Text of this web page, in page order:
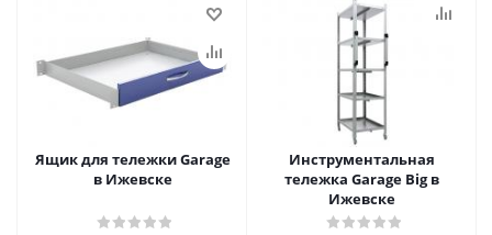
Ящик для тележки Garage
в Ижевске
Инструментальная
тележка Garage Big в
Ижевске